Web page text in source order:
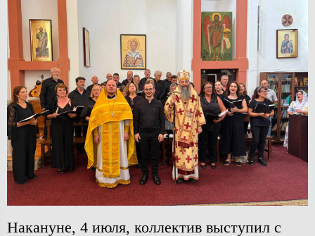
Накануне, 4 июля, коллектив выступил с